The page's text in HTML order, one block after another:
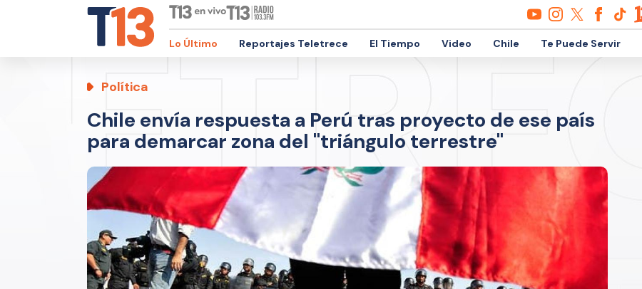
Lo Último Reportajes Teletrece El Tiempo Video Chile Te Puede Servir
Política
Chile envía respuesta a Perú tras proyecto de ese país
para demarcar zona del "triángulo terrestre"